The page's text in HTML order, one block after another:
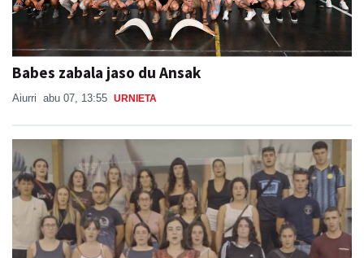
Babes zabala jaso du Ansak
Aiurri abu 07, 13:55 URNIETA